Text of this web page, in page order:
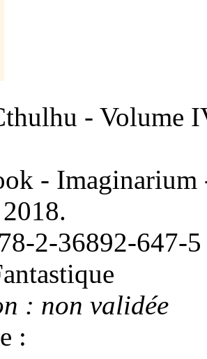
- Volume
- Imaginarium
2-36892-647-5
: non validée
: